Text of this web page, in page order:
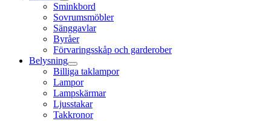
Sminkbord
Sovrumsmöbler
Sänggavlar
Byråer
Förvaringsskåp och garderober
Belysning
Billiga taklampor
Lampor
Lampskärmar
Ljusstakar
Takkronor